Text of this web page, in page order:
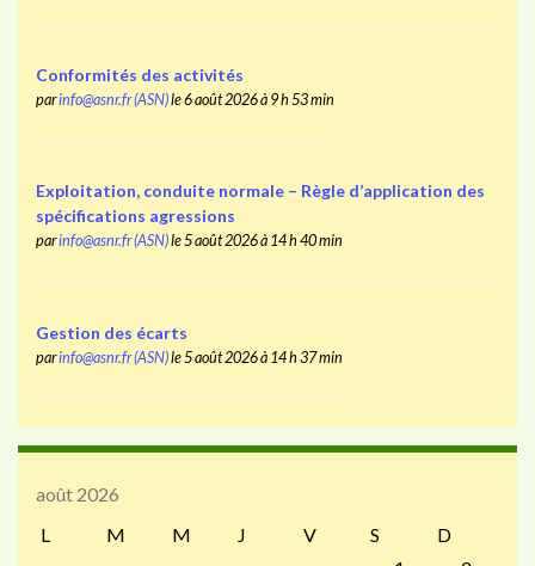
Conformités des activités
parinfo@asnr.fr (ASN)le 6 août 2026 à 9 h 53 min
Exploitation, conduite normale – Règle d’application des
spécifications agressions
parinfo@asnr.fr (ASN)le 5 août 2026 à 14 h 40 min
Gestion des écarts
parinfo@asnr.fr (ASN)le 5 août 2026 à 14 h 37 min
août 2026
L
M M J V S
D